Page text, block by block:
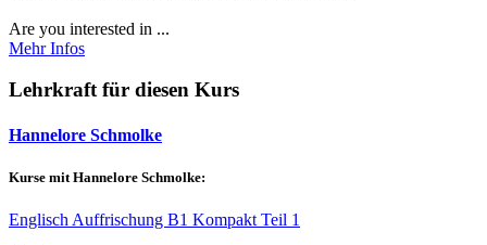
Are you interested in ...
Mehr Infos
Lehrkraft für diesen Kurs
Hannelore Schmolke
Kurse mit Hannelore Schmolke:
Englisch Auffrischung B1 Kompakt Teil 1